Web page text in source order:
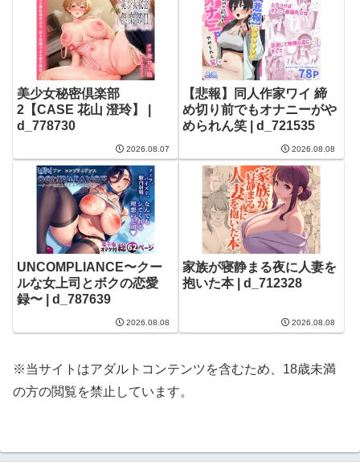
美少女秘密倶楽部
2【CASE 花山 澄玲】 |
d_778730
2026.08.07
【悲報】同人作家ワイ 締
め切り前でもオナニーがや
められん笑 | d_721535
2026.08.08
UNCOMPLIANCE〜クー
ルな女上司とボクの恋愛
録〜 | d_787639
2026.08.08
家族が寝静まる夜に人妻を
抱いた本 | d_712328
2026.08.08
※当サイトはアダルトコンテンツを含むため、18歳未満
の方の閲覧を禁止しています。